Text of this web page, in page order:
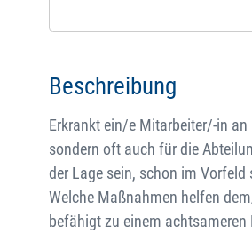
Beschreibung
Erkrankt ein/e Mitarbeiter/-in
sondern oft auch für die
der Lage sein, schon im
Welche Maßnahmen helfen
befähigt zu einem achtsameren